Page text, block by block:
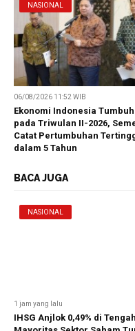
NASIONAL
06/08/2026 11:52 WIB
Ekonomi Indonesia Tumbuh
pada Triwulan II-2026,
Catat Pertumbuhan
dalam 5 Tahun
BACA JUGA
NASIONAL
1 jam yang lalu
IHSG Anjlok 0,49% di